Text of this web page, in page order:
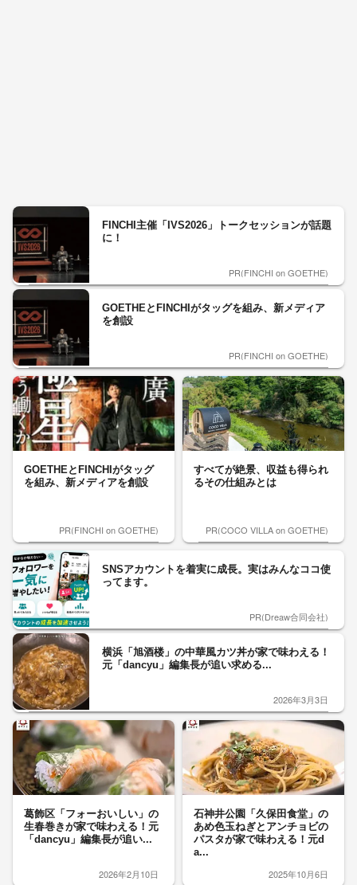
FINCHI主催「IVS2026」トークセッションが話題
に！
PR(FINCHI on GOETHE)
GOETHEとFINCHIがタッグを組み、新メディア
を創設
PR(FINCHI on GOETHE)
GOETHEとFINCHIがタッグ
を組み、新メディアを創設
PR(FINCHI on GOETHE)
すべてが絶景、収益も得られ
るその仕組みとは
PR(COCO VILLA on GOETHE)
SNSアカウントを着実に成長。実はみんなココ使
ってます。
PR(Dreaw合同会社)
横浜「旭酒楼」の中華風カツ丼が家で味わえる！
元「dancyu」編集長が追い求める...
2026年3月3日
葛飾区「フォーおいしい」の
生春巻きが家で味わえる！元
「dancyu」編集長が追い...
2026年2月10日
石神井公園「久保田食堂」の
あめ色玉ねぎとアンチョビの
パスタが家で味わえる！元d
a...
2025年10月6日